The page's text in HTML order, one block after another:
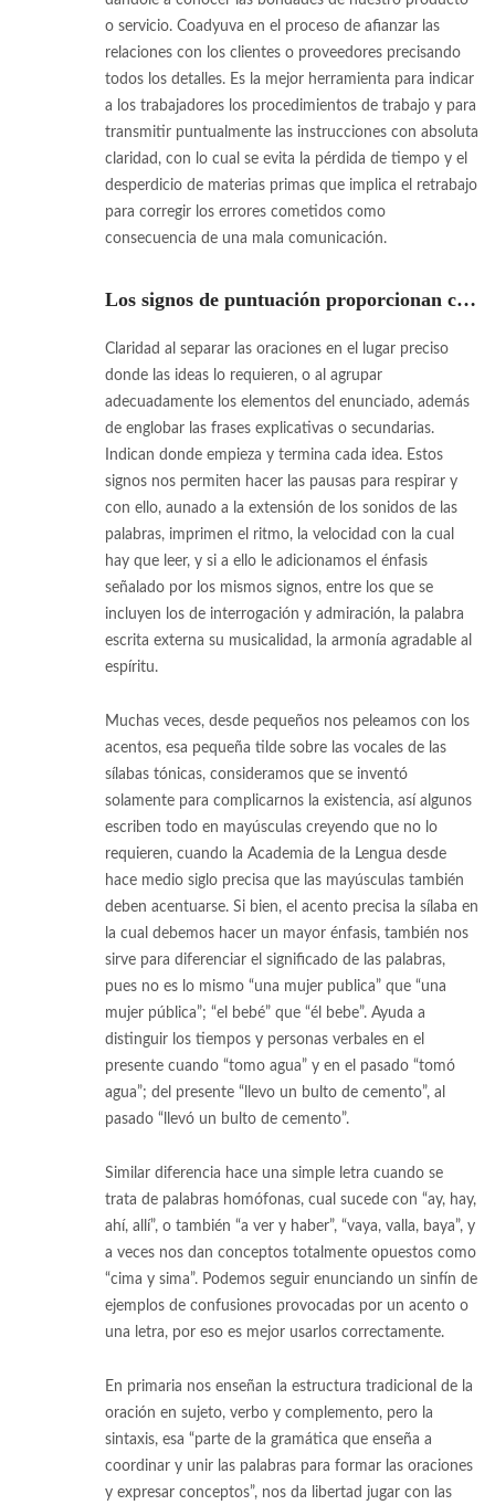
o servicio. Coadyuva en el proceso de afianzar las
relaciones con los clientes o proveedores precisando
todos los detalles. Es la mejor herramienta para indicar
a los trabajadores los procedimientos de trabajo y para
transmitir puntualmente las instrucciones con absoluta
claridad, con lo cual se evita la pérdida de tiempo y el
desperdicio de materias primas que implica el retrabajo
para corregir los errores cometidos como
consecuencia de una mala comunicación.
Los signos de puntuación proporcionan claridad, ritmo y énfasis.
Claridad al separar las oraciones en el lugar preciso
donde las ideas lo requieren, o al agrupar
adecuadamente los elementos del enunciado, además
de englobar las frases explicativas o secundarias.
Indican donde empieza y termina cada idea. Estos
signos nos permiten hacer las pausas para respirar y
con ello, aunado a la extensión de los sonidos de las
palabras, imprimen el ritmo, la velocidad con la cual
hay que leer, y si a ello le adicionamos el énfasis
señalado por los mismos signos, entre los que se
incluyen los de interrogación y admiración, la palabra
escrita externa su musicalidad, la armonía agradable al
espíritu.
Muchas veces, desde pequeños nos peleamos con los
acentos, esa pequeña tilde sobre las vocales de las
sílabas tónicas, consideramos que se inventó
solamente para complicarnos la existencia, así algunos
escriben todo en mayúsculas creyendo que no lo
requieren, cuando la Academia de la Lengua desde
hace medio siglo precisa que las mayúsculas también
deben acentuarse. Si bien, el acento precisa la sílaba en
la cual debemos hacer un mayor énfasis, también nos
sirve para diferenciar el significado de las palabras,
pues no es lo mismo “una mujer publica” que “una
mujer pública”; “el bebé” que “él bebe”. Ayuda a
distinguir los tiempos y personas verbales en el
presente cuando “tomo agua” y en el pasado “tomó
agua”; del presente “llevo un bulto de cemento”, al
pasado “llevó un bulto de cemento”.
Similar diferencia hace una simple letra cuando se
trata de palabras homófonas, cual sucede con “ay, hay,
ahí, allí”, o también “a ver y haber”, “vaya, valla, baya”, y
a veces nos dan conceptos totalmente opuestos como
“cima y sima”. Podemos seguir enunciando un sinfín de
ejemplos de confusiones provocadas por un acento o
una letra, por eso es mejor usarlos correctamente.
En primaria nos enseñan la estructura tradicional de la
oración en sujeto, verbo y complemento, pero la
sintaxis, esa “parte de la gramática que enseña a
coordinar y unir las palabras para formar las oraciones
y expresar conceptos”, nos da libertad jugar con las